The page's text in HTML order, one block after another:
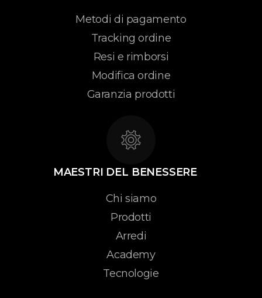
Metodi di pagamento
Tracking ordine
Resi e rimborsi
Modifica ordine
Garanzia prodotti
MAESTRI DEL BENESSERE
Chi siamo
Prodotti
Arredi
Academy
Tecnologie